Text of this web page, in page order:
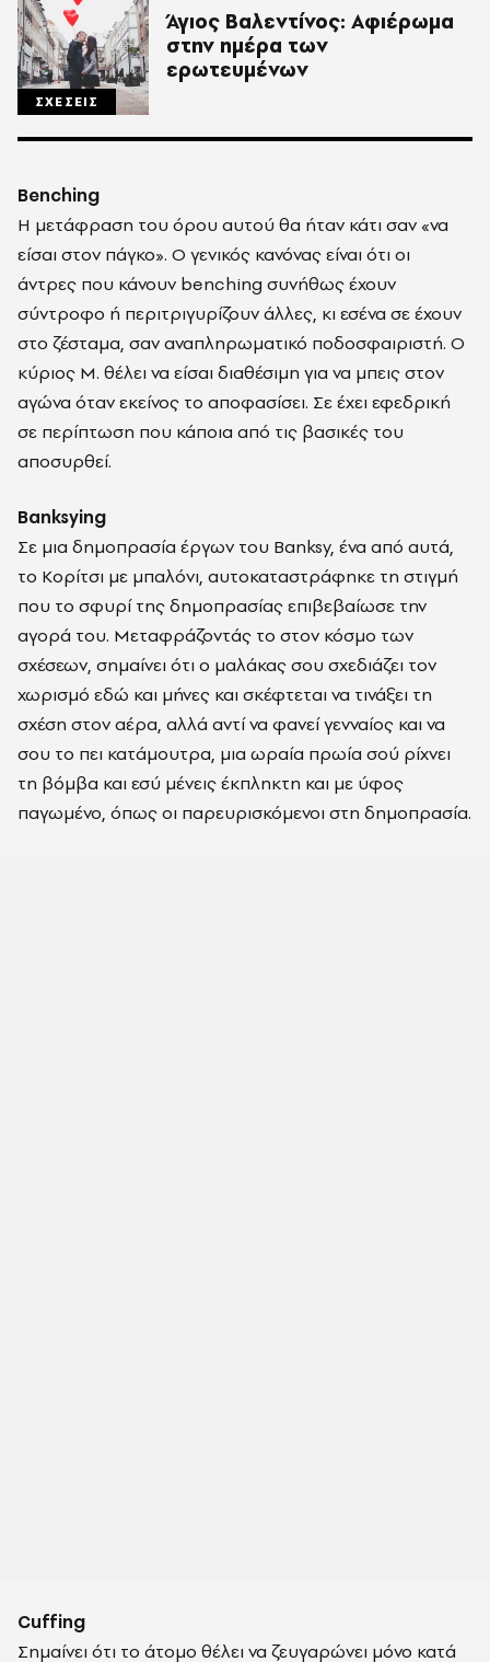
ΣΧΕΣΕΙΣ
Άγιος Βαλεντίνος: Αφιέρωμα
στην ημέρα των
ερωτευμένων
Benching
Η μετάφραση του όρου αυτού θα ήταν κάτι σαν «να
είσαι στον πάγκο». Ο γενικός κανόνας είναι ότι οι
άντρες που κάνουν benching συνήθως έχουν
σύντροφο ή περιτριγυρίζουν άλλες, κι εσένα σε έχουν
στο ζέσταμα, σαν αναπληρωματικό ποδοσφαιριστή. Ο
κύριος Μ. θέλει να είσαι διαθέσιμη για να μπεις στον
αγώνα όταν εκείνος το αποφασίσει. Σε έχει εφεδρική
σε περίπτωση που κάποια από τις βασικές του
αποσυρθεί.
Banksying
Σε μια δημοπρασία έργων του Banksy, ένα από αυτά,
το Κορίτσι με μπαλόνι, αυτοκαταστράφηκε τη στιγμή
που το σφυρί της δημοπρασίας επιβεβαίωσε την
αγορά του. Μεταφράζοντάς το στον κόσμο των
σχέσεων, σημαίνει ότι ο μαλάκας σου σχεδιάζει τον
χωρισμό εδώ και μήνες και σκέφτεται να τινάξει τη
σχέση στον αέρα, αλλά αντί να φανεί γενναίος και να
σου το πει κατάμουτρα, μια ωραία πρωία σού ρίχνει
τη βόμβα και εσύ μένεις έκπληκτη και με ύφος
παγωμένο, όπως οι παρευρισκόμενοι στη δημοπρασία.
Cuffing
Σημαίνει ότι το άτομο θέλει να ζευγαρώνει μόνο κατά